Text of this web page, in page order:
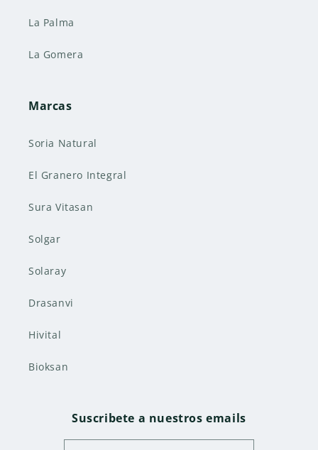
La Palma
La Gomera
Marcas
Soria Natural
El Granero Integral
Sura Vitasan
Solgar
Solaray
Drasanvi
Hivital
Bioksan
Suscribete a nuestros emails